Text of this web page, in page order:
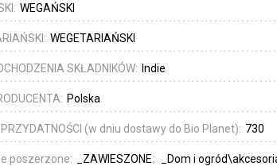
WEGAŃSKI
WEGETARIAŃSKI
SKŁADNIKÓW: Indie
Polska
(w dniu dostawy do Bio Planet): 730
poszerzone: _ZAWIESZONE _Dom i